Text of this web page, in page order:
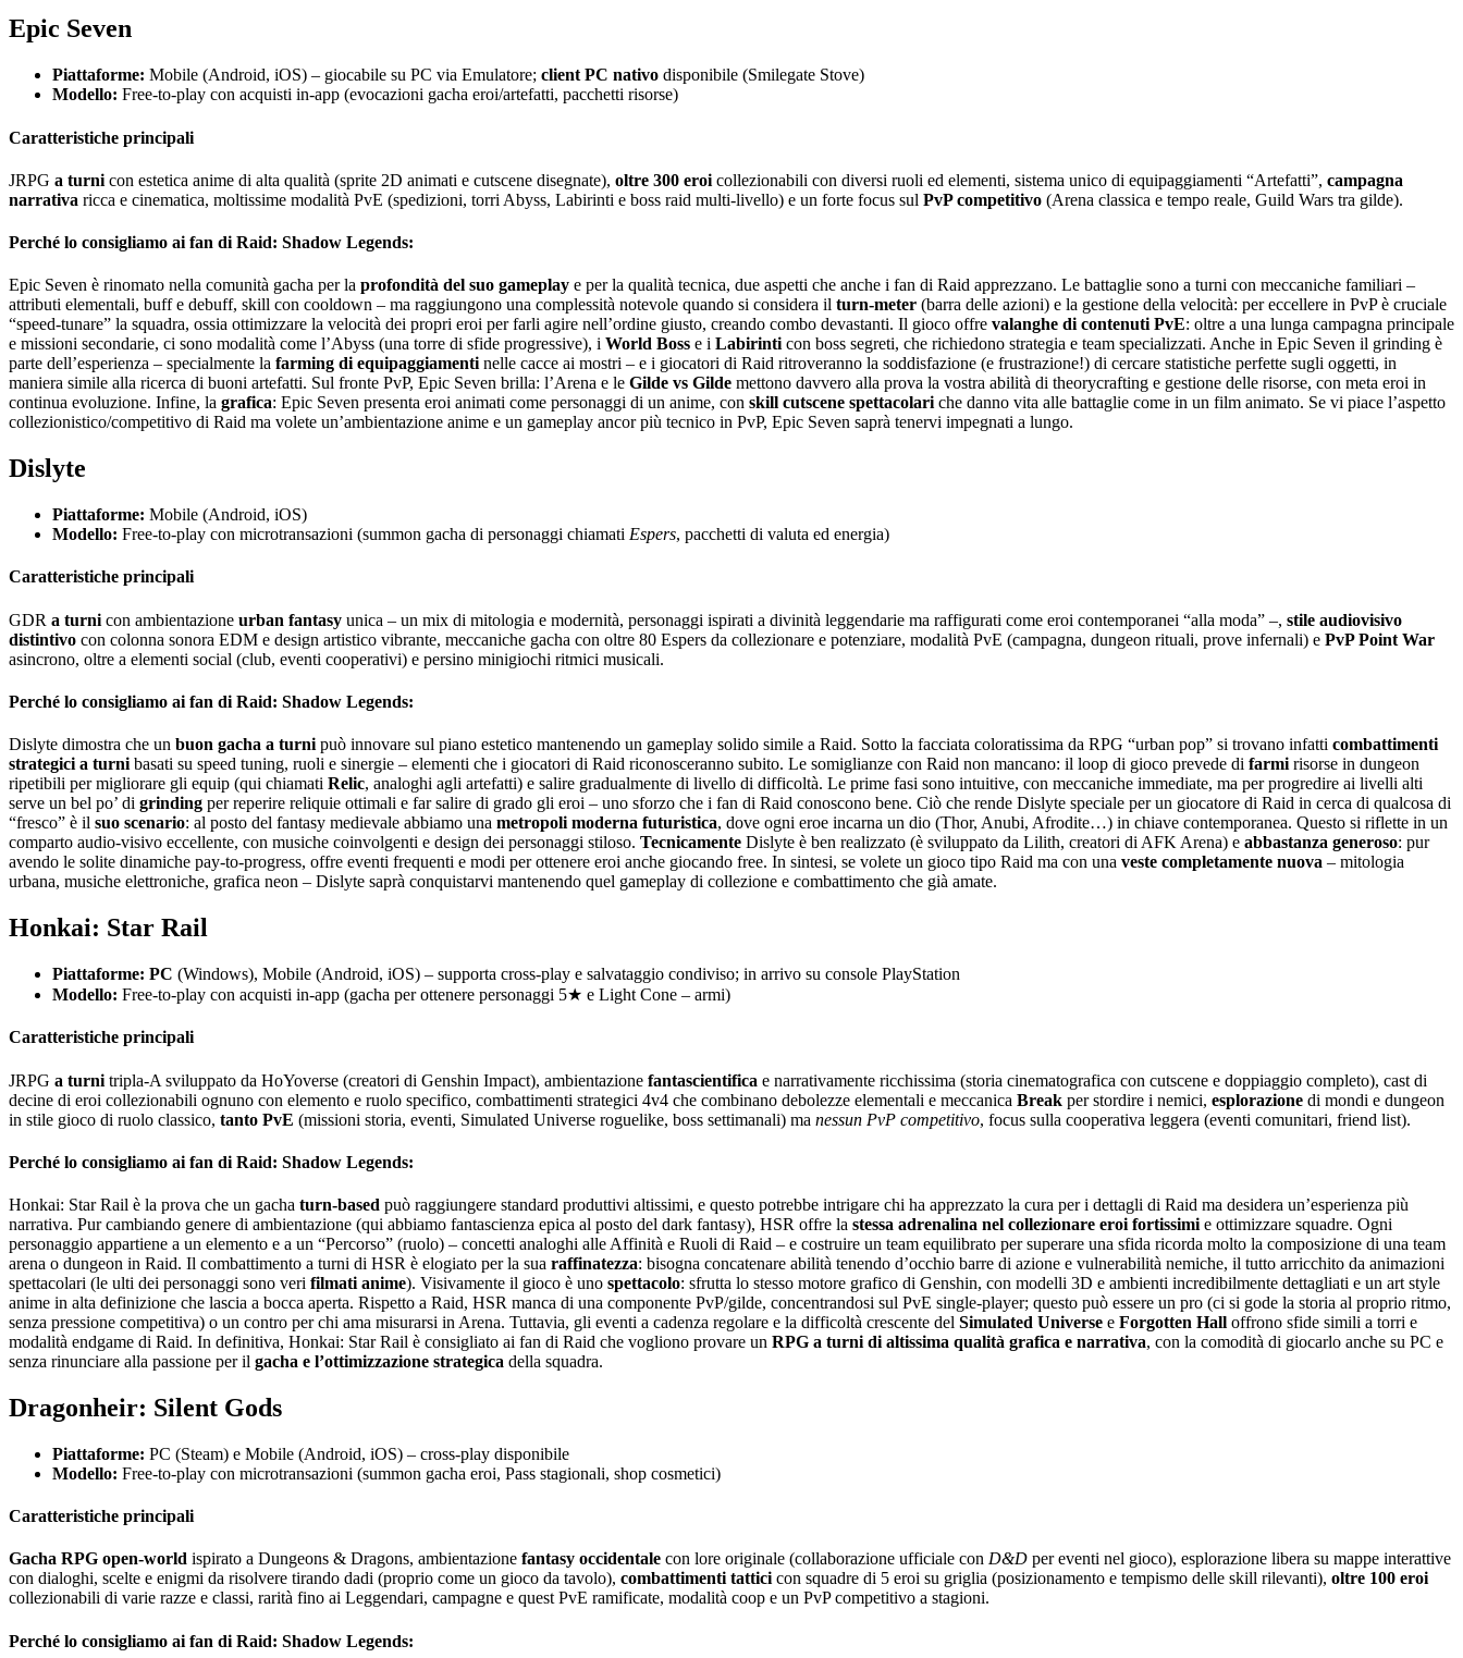
Epic Seven
Piattaforme: Mobile (Android, iOS) – giocabile su PC via Emulatore; client PC nativo disponibile (Smilegate Stove)
Modello: Free-to-play con acquisti in-app (evocazioni gacha eroi/artefatti, pacchetti risorse)
Caratteristiche principali
JRPG a turni con estetica anime di alta qualità (sprite 2D animati e cutscene disegnate), oltre 300 eroi collezionabili con diversi ruoli ed elementi, sistema unico di equipaggiamenti “Artefatti”, campagna
narrativa ricca e cinematica, moltissime modalità PvE (spedizioni, torri Abyss, Labirinti e boss raid multi-livello) e un forte focus sul PvP competitivo (Arena classica e tempo reale, Guild Wars tra gilde).
Perché lo consigliamo ai fan di Raid: Shadow Legends:
Epic Seven è rinomato nella comunità gacha per la profondità del suo gameplay e per la qualità tecnica, due aspetti che anche i fan di Raid apprezzano. Le battaglie sono a turni con meccaniche familiari –
attributi elementali, buff e debuff, skill con cooldown – ma raggiungono una complessità notevole quando si considera il turn-meter (barra delle azioni) e la gestione della velocità: per eccellere in PvP è cruciale
“speed-tunare” la squadra, ossia ottimizzare la velocità dei propri eroi per farli agire nell’ordine giusto, creando combo devastanti. Il gioco offre valanghe di contenuti PvE: oltre a una lunga campagna principale
e missioni secondarie, ci sono modalità come l’Abyss (una torre di sfide progressive), i World Boss e i Labirinti con boss segreti, che richiedono strategia e team specializzati. Anche in Epic Seven il grinding è
parte dell’esperienza – specialmente la farming di equipaggiamenti nelle cacce ai mostri – e i giocatori di Raid ritroveranno la soddisfazione (e frustrazione!) di cercare statistiche perfette sugli oggetti, in
maniera simile alla ricerca di buoni artefatti. Sul fronte PvP, Epic Seven brilla: l’Arena e le Gilde vs Gilde mettono davvero alla prova la vostra abilità di theorycrafting e gestione delle risorse, con meta eroi in
continua evoluzione. Infine, la grafica: Epic Seven presenta eroi animati come personaggi di un anime, con skill cutscene spettacolari che danno vita alle battaglie come in un film animato. Se vi piace l’aspetto
collezionistico/competitivo di Raid ma volete un’ambientazione anime e un gameplay ancor più tecnico in PvP, Epic Seven saprà tenervi impegnati a lungo.
Dislyte
Piattaforme: Mobile (Android, iOS)
Modello: Free-to-play con microtransazioni (summon gacha di personaggi chiamati Espers, pacchetti di valuta ed energia)
Caratteristiche principali
GDR a turni con ambientazione urban fantasy unica – un mix di mitologia e modernità, personaggi ispirati a divinità leggendarie ma raffigurati come eroi contemporanei “alla moda” –, stile audiovisivo
distintivo con colonna sonora EDM e design artistico vibrante, meccaniche gacha con oltre 80 Espers da collezionare e potenziare, modalità PvE (campagna, dungeon rituali, prove infernali) e PvP Point War
asincrono, oltre a elementi social (club, eventi cooperativi) e persino minigiochi ritmici musicali.
Perché lo consigliamo ai fan di Raid: Shadow Legends:
Dislyte dimostra che un buon gacha a turni può innovare sul piano estetico mantenendo un gameplay solido simile a Raid. Sotto la facciata coloratissima da RPG “urban pop” si trovano infatti combattimenti
strategici a turni basati su speed tuning, ruoli e sinergie – elementi che i giocatori di Raid riconosceranno subito. Le somiglianze con Raid non mancano: il loop di gioco prevede di farmi risorse in dungeon
ripetibili per migliorare gli equip (qui chiamati Relic, analoghi agli artefatti) e salire gradualmente di livello di difficoltà. Le prime fasi sono intuitive, con meccaniche immediate, ma per progredire ai livelli alti
serve un bel po’ di grinding per reperire reliquie ottimali e far salire di grado gli eroi – uno sforzo che i fan di Raid conoscono bene. Ciò che rende Dislyte speciale per un giocatore di Raid in cerca di qualcosa di
“fresco” è il suo scenario: al posto del fantasy medievale abbiamo una metropoli moderna futuristica, dove ogni eroe incarna un dio (Thor, Anubi, Afrodite…) in chiave contemporanea. Questo si riflette in un
comparto audio-visivo eccellente, con musiche coinvolgenti e design dei personaggi stiloso. Tecnicamente Dislyte è ben realizzato (è sviluppato da Lilith, creatori di AFK Arena) e abbastanza generoso: pur
avendo le solite dinamiche pay-to-progress, offre eventi frequenti e modi per ottenere eroi anche giocando free. In sintesi, se volete un gioco tipo Raid ma con una veste completamente nuova – mitologia
urbana, musiche elettroniche, grafica neon – Dislyte saprà conquistarvi mantenendo quel gameplay di collezione e combattimento che già amate.
Honkai: Star Rail
Piattaforme: PC (Windows), Mobile (Android, iOS) – supporta cross-play e salvataggio condiviso; in arrivo su console PlayStation
Modello: Free-to-play con acquisti in-app (gacha per ottenere personaggi 5★ e Light Cone – armi)
Caratteristiche principali
JRPG a turni tripla-A sviluppato da HoYoverse (creatori di Genshin Impact), ambientazione fantascientifica e narrativamente ricchissima (storia cinematografica con cutscene e doppiaggio completo), cast di
decine di eroi collezionabili ognuno con elemento e ruolo specifico, combattimenti strategici 4v4 che combinano debolezze elementali e meccanica Break per stordire i nemici, esplorazione di mondi e dungeon
in stile gioco di ruolo classico, tanto PvE (missioni storia, eventi, Simulated Universe roguelike, boss settimanali) ma nessun PvP competitivo, focus sulla cooperativa leggera (eventi comunitari, friend list).
Perché lo consigliamo ai fan di Raid: Shadow Legends:
Honkai: Star Rail è la prova che un gacha turn-based può raggiungere standard produttivi altissimi, e questo potrebbe intrigare chi ha apprezzato la cura per i dettagli di Raid ma desidera un’esperienza più
narrativa. Pur cambiando genere di ambientazione (qui abbiamo fantascienza epica al posto del dark fantasy), HSR offre la stessa adrenalina nel collezionare eroi fortissimi e ottimizzare squadre. Ogni
personaggio appartiene a un elemento e a un “Percorso” (ruolo) – concetti analoghi alle Affinità e Ruoli di Raid – e costruire un team equilibrato per superare una sfida ricorda molto la composizione di una team
arena o dungeon in Raid. Il combattimento a turni di HSR è elogiato per la sua raffinatezza: bisogna concatenare abilità tenendo d’occhio barre di azione e vulnerabilità nemiche, il tutto arricchito da animazioni
spettacolari (le ulti dei personaggi sono veri filmati anime). Visivamente il gioco è uno spettacolo: sfrutta lo stesso motore grafico di Genshin, con modelli 3D e ambienti incredibilmente dettagliati e un art style
anime in alta definizione che lascia a bocca aperta. Rispetto a Raid, HSR manca di una componente PvP/gilde, concentrandosi sul PvE single-player; questo può essere un pro (ci si gode la storia al proprio ritmo,
senza pressione competitiva) o un contro per chi ama misurarsi in Arena. Tuttavia, gli eventi a cadenza regolare e la difficoltà crescente del Simulated Universe e Forgotten Hall offrono sfide simili a torri e
modalità endgame di Raid. In definitiva, Honkai: Star Rail è consigliato ai fan di Raid che vogliono provare un RPG a turni di altissima qualità grafica e narrativa, con la comodità di giocarlo anche su PC e
senza rinunciare alla passione per il gacha e l’ottimizzazione strategica della squadra.
Dragonheir: Silent Gods
Piattaforme: PC (Steam) e Mobile (Android, iOS) – cross-play disponibile
Modello: Free-to-play con microtransazioni (summon gacha eroi, Pass stagionali, shop cosmetici)
Caratteristiche principali
Gacha RPG open-world ispirato a Dungeons & Dragons, ambientazione fantasy occidentale con lore originale (collaborazione ufficiale con D&D per eventi nel gioco), esplorazione libera su mappe interattive
con dialoghi, scelte e enigmi da risolvere tirando dadi (proprio come un gioco da tavolo), combattimenti tatticicon squadre di 5 eroi su griglia (posizionamento e tempismo delle skill rilevanti), oltre 100 eroi
collezionabili di varie razze e classi, rarità fino ai Leggendari, campagne e quest PvE ramificate, modalità coop e un PvP competitivo a stagioni.
Perché lo consigliamo ai fan di Raid: Shadow Legends: